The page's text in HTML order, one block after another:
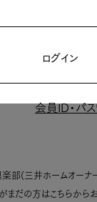
ログイン
会員ID・パ
部(三井ホームオーナ
だの方はこちらからお